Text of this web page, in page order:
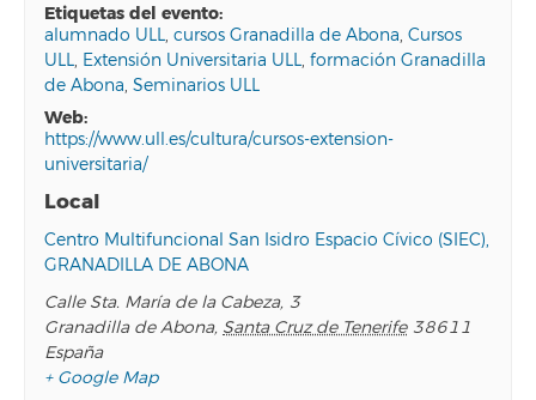
etiquetas del evento:
alumnado ULL,cursos Granadilla de Abona,Cursos
ULL, Extensión Universitaria ULL,formación Granadilla
de Abona,Seminarios ULL
web:
https://www.ull.es/cultura/cursos-extension-
universitaria/
Local
Centro Multifuncional San Isidro Espacio Cívico (SIEC),
GRANADILLA DE ABONA
Calle Sta. María de la Cabeza, 3
Granadilla de Abona, Santa Cruz de Tenerife 38611
España
+ Google Map